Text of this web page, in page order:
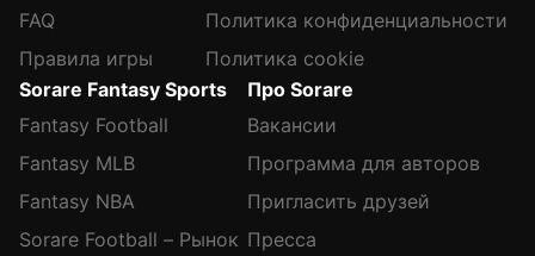
FAQ
Правила игры
Политика конфиденциальности
Политика cookie
Sorare Fantasy Sports
Fantasy Football
Fantasy MLB
Fantasy NBA
Sorare Football – Рынок
Про Sorare
Вакансии
Программа для авторов
Пригласить друзей
Пресса